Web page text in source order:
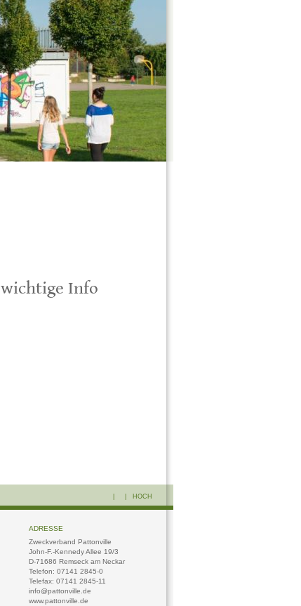
wichtige Info
HOCH
ADRESSE
Zweckverband Pattonville
John-F.-Kennedy Allee 19/3
D-71686 Remseck am Neckar
Telefon: 07141 2845-0
Telefax: 07141 2845-11
info@pattonville.de
www.pattonville.de